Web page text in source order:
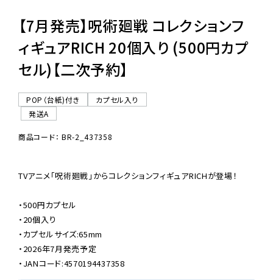
ご利用ガイド
06-6282-7659
【7月発売】呪術廻戦 コレクションフ
ィギュアRICH 20個入り (500円カプ
セル)【二次予約】
POP（台紙)付き
カプセル入り
発送A
商品コード： BR-2_437358
TVアニメ「呪術廻戦」からコレクションフィギュアRICHが登場！
・500円カプセル
・20個入り
・カプセルサイズ:65mm
・2026年7月発売予定
・JANコード:4570194437358